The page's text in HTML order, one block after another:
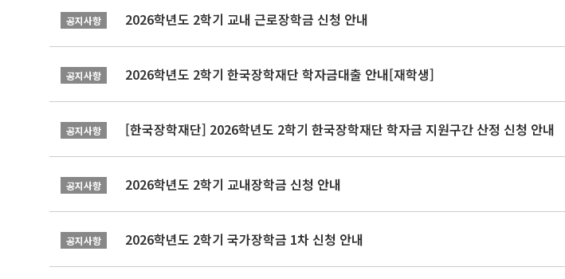
공지사항 2026학년도 2학기 교내 근로장학금 신청 안내
공지사항 2026학년도 2학기 한국장학재단 학자금대출 안내[재학생]
공지사항 [한국장학재단] 2026학년도 2학기 한국장학재단 학자금 지원구간 산정 신청 안내
공지사항 2026학년도 2학기 교내장학금 신청 안내
공지사항 2026학년도 2학기 국가장학금 1차 신청 안내